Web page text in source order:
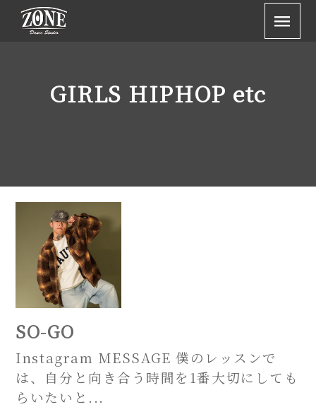
GIRLS HIPHOP etc
SO-GO
Instagram MESSAGE 僕のレッスンで
は、自分と向き合う時間を1番大切にしても
らいたいと...